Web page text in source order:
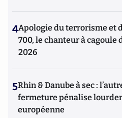
4Apologie du terrorisme et
700, le chanteur à cagoule
2026
5Rhin & Danube à sec :
fermeture pénalise
européenne